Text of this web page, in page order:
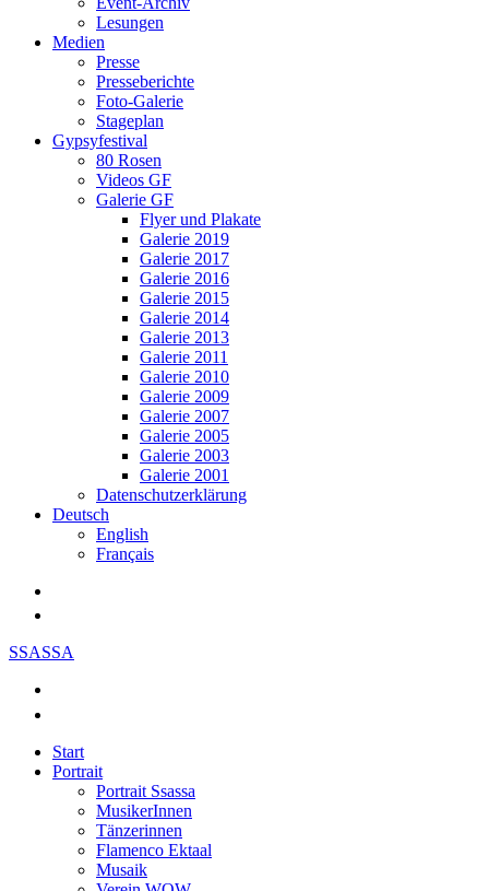
Lesungen
Medien
Presse
Presseberichte
Foto-Galerie
Stageplan
Gypsyfestival
80 Rosen
Videos GF
Galerie GF
Flyer und Plakate
Galerie 2019
Galerie 2017
Galerie 2016
Galerie 2015
Galerie 2014
Galerie 2013
Galerie 2011
Galerie 2010
Galerie 2009
Galerie 2007
Galerie 2005
Galerie 2003
Galerie 2001
Datenschutzerklärung
Deutsch
English
Français
SSASSA
Start
Portrait
Portrait Ssassa
MusikerInnen
Tänzerinnen
Flamenco Ektaal
Musaik